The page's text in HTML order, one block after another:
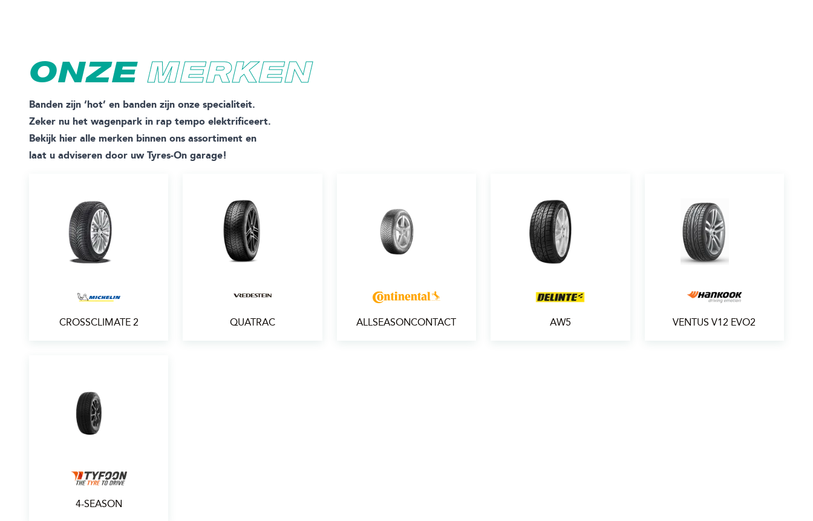
ONZEMERKEN
Banden zijn ‘hot’ en banden zijn onze specialiteit.
Zeker nu het wagenpark in rap tempo elektrificeert.
Bekijk hier alle merken binnen ons assortiment en
laat u adviseren door uw Tyres-On garage!
CROSSCLIMATE 2 QUATRAC ALLSEASONCONTACT AW5 VENTUS V12 EVO2
4-SEASON